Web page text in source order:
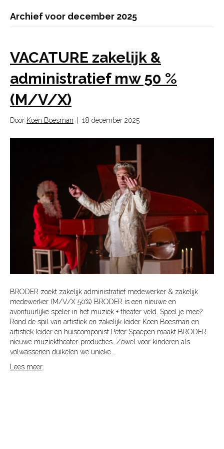
Archief voor december 2025
VACATURE zakelijk &
administratief mw 50 %
(M/V/X)
Door Koen Boesman 18 december 2025
BRODER zoekt zakelijk administratief medewerker & zakelijk
medewerker (M/V/X 50%) BRODER is een nieuwe en
avontuurlijke speler in het muziek + theater veld. Speel je mee?
Rond de spil van artistiek en zakelijk leider Koen Boesman en
artistiek leider en huiscomponist Peter Spaepen maakt BRODER
nieuwe muziektheater-producties. Zowel voor kinderen als
volwassenen duikelen we unieke…
Lees meer